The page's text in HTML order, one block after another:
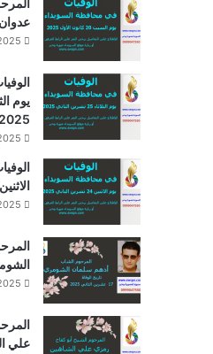
عدوان
2025
الاثنين 24 تشرين
علي